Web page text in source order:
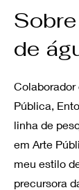
de
Colaborador
Pública,
linha de
em Arte
meu estilo
precursora